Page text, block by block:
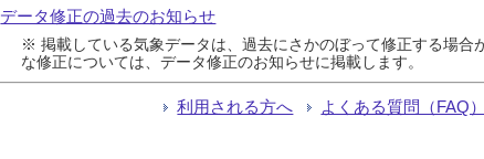
データ修正の過去のお知らせ
※ 掲載している気象データは、過去にさかのぼって修正する場
な修正については、データ修正のお知らせに掲載します。
利用される方へ よくある質問（FAQ）